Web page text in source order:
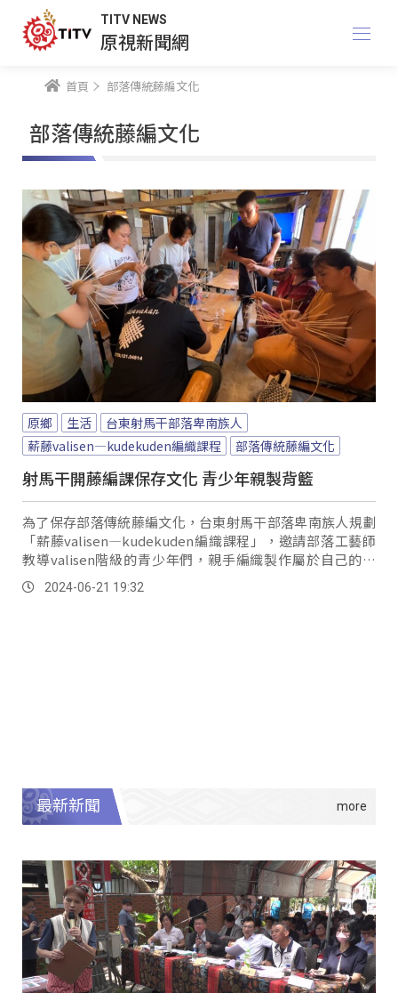
TITV NEWS
原視新聞網
首頁 部落傳統藤編文化
部落傳統藤編文化
原鄉 生活
台東射馬干部落卑南族人
薪藤valisen—kudekuden編織課程
部落傳統藤編文化
射馬干開藤編課保存文化 青少年親製背籃
為了保存部落傳統藤編文化，台東射馬干部落卑南族人規劃
「薪藤valisen—kudekuden編織課程」，邀請部落工藝師
教導valisen階級的青少年們，親手編織製作屬於自己的背
籃。2024-06-21 19:32
最新新聞